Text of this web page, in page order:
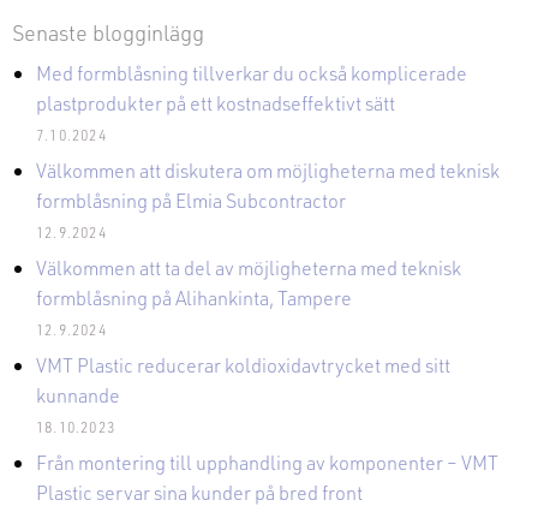
Senaste blogginlägg
Med formblåsning tillverkar du också komplicerade
plastprodukter på ett kostnadseffektivt sätt
7.10.2024
Välkommen att diskutera om möjligheterna med teknisk
formblåsning på Elmia Subcontractor
12.9.2024
Välkommen att ta del av möjligheterna med teknisk
formblåsning på Alihankinta, Tampere
12.9.2024
VMT Plastic reducerar koldioxidavtrycket med sitt
kunnande
18.10.2023
Från montering till upphandling av komponenter – VMT
Plastic servar sina kunder på bred front